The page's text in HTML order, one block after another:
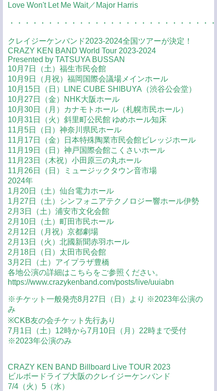
Love Won't Let Me Wait／Major Harris
・・・・・・・・・・・・・・・・・・・・・・・・・・・
クレイジーケンバンド2023-2024全国ツアーが決定！
CRAZY KEN BAND World Tour 2023-2024
Presented by TATSUYA BUSSAN
10月7日（土）福生市民会館
10月9日（月祝）福岡国際会議場メインホール
10月15日（日）LINE CUBE SHIBUYA（渋谷公会堂）
10月27日（金）NHK大阪ホール
10月30日（月）カナモトホール（札幌市民ホール）
10月31日（火）斜里町公民館 ゆめホール知床
11月5日（日）神奈川県民ホール
11月17日（金）日本特殊陶業市民会館ビレッジホール
11月19日（日）神戸国際会館こくさいホール
11月23日（木祝）小田原三の丸ホール
11月26日（日）ミュージックタウン音市場
2024年
1月20日（土）仙台電力ホール
1月27日（土）シンフォニアテクノロジー響ホール伊勢
2月3日（土）浦安市文化会館
2月10日（土）町田市民ホール
2月12日（月祝）京都劇場
2月13日（火）北國新聞赤羽ホール
2月18日（日）太田市民会館
3月2日（土）アイプラザ豊橋
各地公演の詳細はこちらをご参照ください。
https://www.crazykenband.com/posts/live/uuiabn
※チケット一般発売8月27日（日）より ※2023年公演の
み
※CKB友の会チケット先行あり
7月1日（土）12時から7月10日（月）22時まで受付
※2023年公演のみ
CRAZY KEN BAND Billboard Live TOUR 2023
ビルボードライブ大阪のクレイジーケンバンド
7/4（火）5（水）